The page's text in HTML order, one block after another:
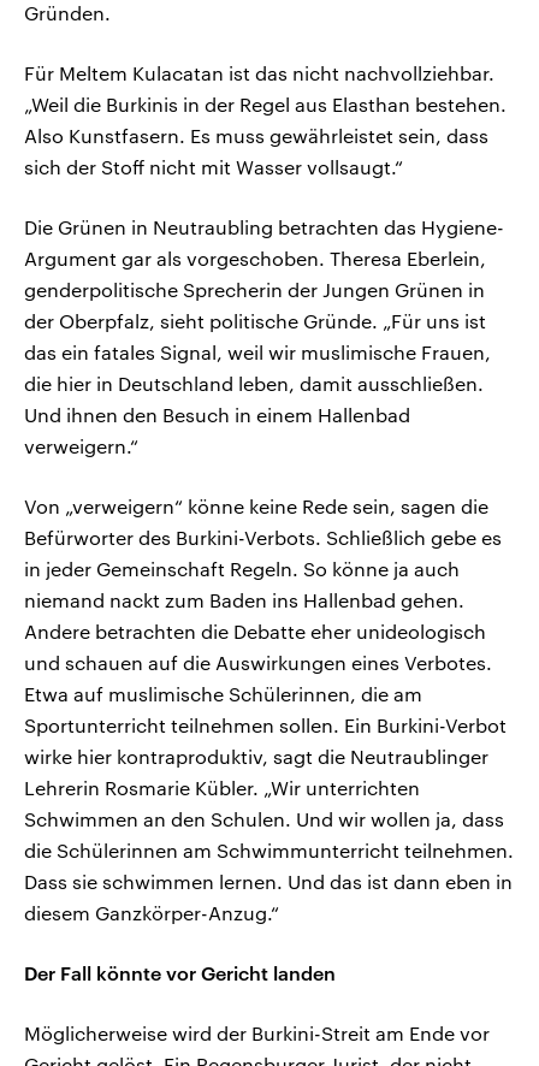
Gründen.
Für Meltem Kulacatan ist das nicht nachvollziehbar.
„Weil die Burkinis in der Regel aus Elasthan bestehen.
Also Kunstfasern. Es muss gewährleistet sein, dass
sich der Stoff nicht mit Wasser vollsaugt.“
Die Grünen in Neutraubling betrachten das Hygiene-
Argument gar als vorgeschoben. Theresa Eberlein,
genderpolitische Sprecherin der Jungen Grünen in
der Oberpfalz, sieht politische Gründe. „Für uns ist
das ein fatales Signal, weil wir muslimische Frauen,
die hier in Deutschland leben, damit ausschließen.
Und ihnen den Besuch in einem Hallenbad
verweigern.“
Von „verweigern“ könne keine Rede sein, sagen die
Befürworter des Burkini-Verbots. Schließlich gebe es
in jeder Gemeinschaft Regeln. So könne ja auch
niemand nackt zum Baden ins Hallenbad gehen.
Andere betrachten die Debatte eher unideologisch
und schauen auf die Auswirkungen eines Verbotes.
Etwa auf muslimische Schülerinnen, die am
Sportunterricht teilnehmen sollen. Ein Burkini-Verbot
wirke hier kontraproduktiv, sagt die Neutraublinger
Lehrerin Rosmarie Kübler. „Wir unterrichten
Schwimmen an den Schulen. Und wir wollen ja, dass
die Schülerinnen am Schwimmunterricht teilnehmen.
Dass sie schwimmen lernen. Und das ist dann eben in
diesem Ganzkörper-Anzug.“
Der Fall könnte vor Gericht landen
Möglicherweise wird der Burkini-Streit am Ende vor